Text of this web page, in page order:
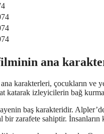
ana
karakterleri, çocukların ve
katarak izleyicilerin bağ
baş karakteridir.
zarafete sahiptir. İnsanların